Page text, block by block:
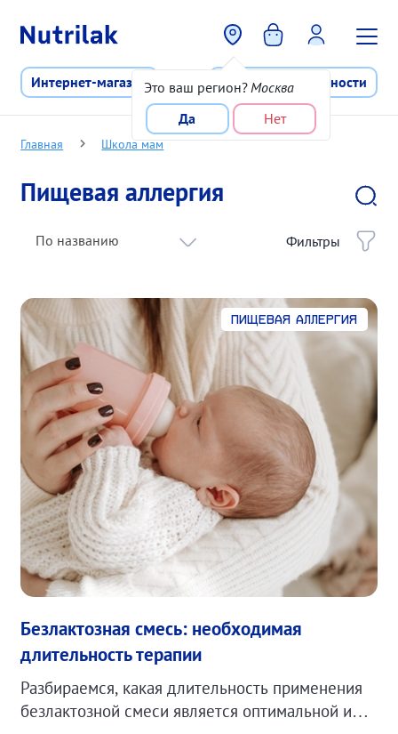
Это ваш регион? Москва
Да
Нет
Интернет-магазин Программа лояльности
Главная Школа мам
Пищевая аллергия
По названию Фильтры
Пищевая аллергия
Безлактозная смесь: необходимая
длительность терапии
Разбираемся, какая длительность применения
безлактозной смеси является оптимальной и